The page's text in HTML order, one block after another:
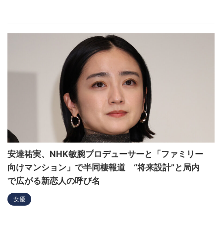
安達祐実、NHK敏腕プロデューサーと「ファミリー
向けマンション」で半同棲報道 “将来設計”と局内
で広がる新恋人の呼び名
女優